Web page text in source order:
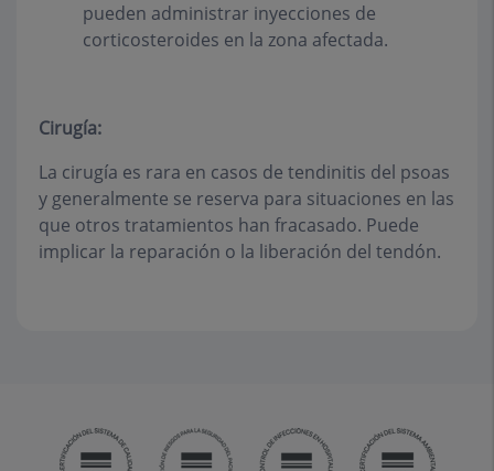
pueden administrar inyecciones de
corticosteroides en la zona afectada.
Cirugía:
La cirugía es rara en casos de tendinitis del psoas
y generalmente se reserva para situaciones en las
que otros tratamientos han fracasado. Puede
implicar la reparación o la liberación del tendón.